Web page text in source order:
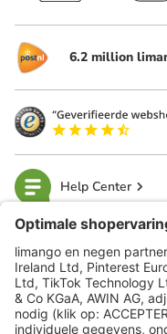
6.2 million
Help Center
limango
Veilig winkelen